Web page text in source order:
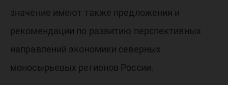
значение имеют также предложения и
рекомендации по развитию перспективных
направлений экономики северных
моносырьевых регионов России.